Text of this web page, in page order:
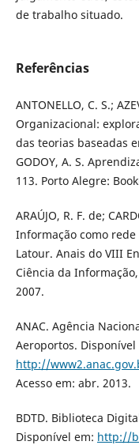
de trabalho situado.
Referências
ANTONELLO, C. S.;
Organizacional:
das teorias baseadas
GODOY, A. S.
113. Porto Alegre:
ARAÚJO, R. F. de;
Informação como
Latour. Anais do VIII
Ciência da Informação,
2007.
ANAC. Agência
Aeroportos. Disponível
http://
Acesso em: abr. 2013.
BDTD. Biblioteca
Disponível em: http://